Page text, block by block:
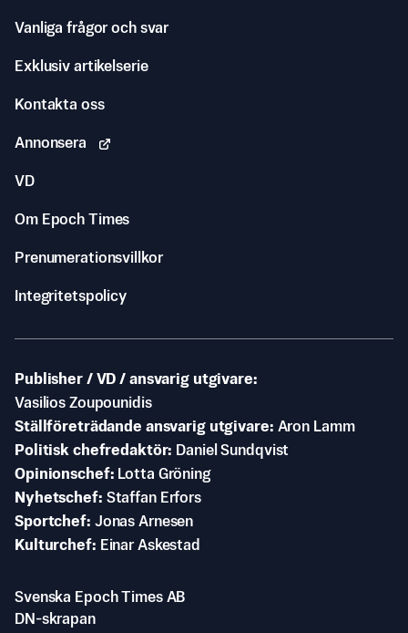
Vanliga frågor och svar
Exklusiv artikelserie
Kontakta oss
Annonsera
VD
Om Epoch Times
Prenumerationsvillkor
Integritetspolicy
Publisher / VD / ansvarig utgivare
Vasilios Zoupounidis
Ställföreträdande ansvarig utgivare Aron Lamm
Politisk chefredaktör
Daniel Sundqvist
Opinionschef
Lotta Gröning
Nyhetschef Staffan Erfors
Sportchef Jonas Arnesen
Kulturchef
Einar Askestad
Svenska Epoch Times AB
DN-skrapan